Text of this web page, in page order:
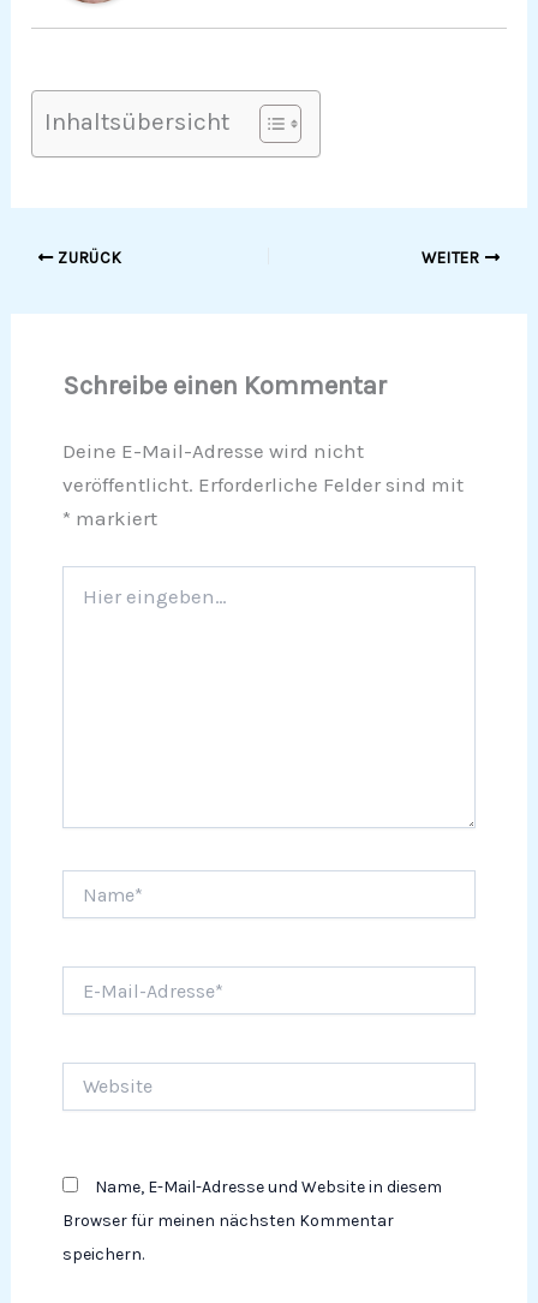
Inhaltsübersicht
ZURÜCK WEITER
Schreibe einen Kommentar
Deine E-Mail-Adresse wird nicht
veröffentlicht. Erforderliche Felder sind mit
* markiert
eingeben…
Mail-
Name, E-Mail-Adresse und Website in diesem
Browser für meinen nächsten Kommentar
speichern.